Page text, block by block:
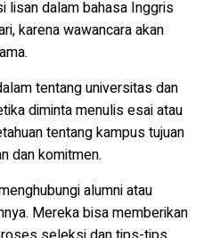
lisan dalam bahasa Inggris
karena wawancara akan
tentang universitas dan
diminta menulis esai atau
tentang kampus tujuan
dan komitmen.
alumni atau
Mereka bisa memberikan